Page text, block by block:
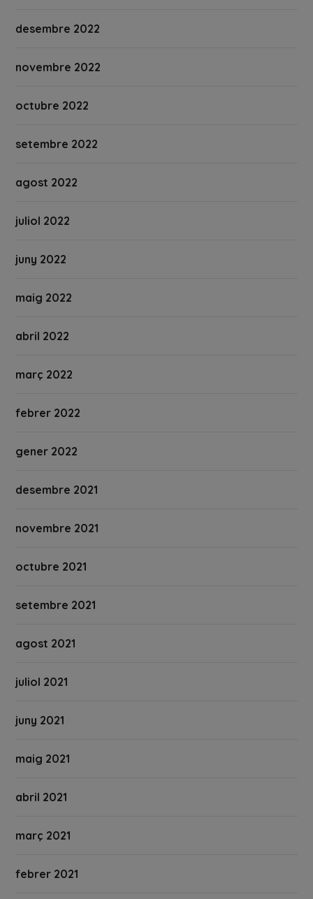
desembre 2022
novembre 2022
octubre 2022
setembre 2022
agost 2022
juliol 2022
juny 2022
maig 2022
abril 2022
març 2022
febrer 2022
gener 2022
desembre 2021
novembre 2021
octubre 2021
setembre 2021
agost 2021
juliol 2021
juny 2021
maig 2021
abril 2021
març 2021
febrer 2021